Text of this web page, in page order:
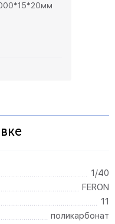
1/40
FERON
11
поликарбонат